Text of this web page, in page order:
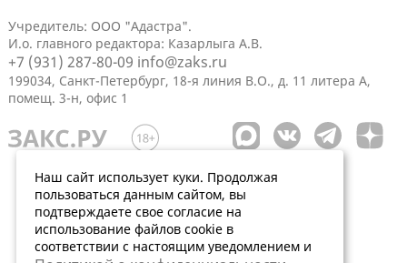
Учредитель: ООО "Адастра".
И.о. главного редактора: Казарлыга А.В.
+7 (931) 287-80-09 info@zaks.ru
199034, Санкт-Петербург, 18-я линия В.О., д. 11 литера А,
помещ. 3-н, офис 1
Наш сайт использует куки. Продолжая
пользоваться данным сайтом, вы
подтверждаете свое согласие на
использование файлов cookie в
соответствии с настоящим уведомлением и